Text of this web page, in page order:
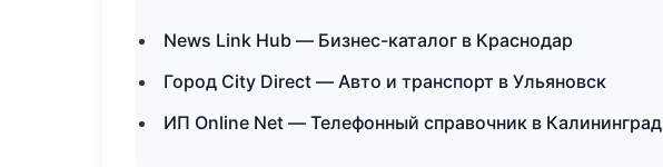
News Link Hub — Бизнес-каталог в Краснодар
Город City Direct — Авто и транспорт в Ульяновск
ИП Online Net — Телефонный справочник в Калининград